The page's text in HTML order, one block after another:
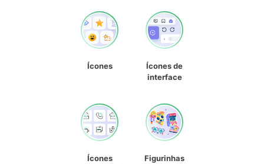
Ícones
Ícones de
interface
Ícones
Figurinhas